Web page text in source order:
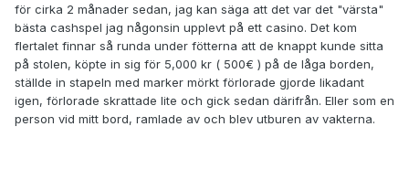
för cirka 2 månader sedan, jag kan säga att det var det "värsta"
bästa cashspel jag någonsin upplevt på ett casino. Det kom
flertalet finnar så runda under fötterna att de knappt kunde sitta
på stolen, köpte in sig för 5,000 kr ( 500€ ) på de låga borden,
ställde in stapeln med marker mörkt förlorade gjorde likadant
igen, förlorade skrattade lite och gick sedan därifrån. Eller som en
person vid mitt bord, ramlade av och blev utburen av vakterna.